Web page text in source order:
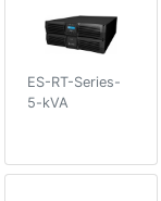
ES-RT-Series-
5-kVA